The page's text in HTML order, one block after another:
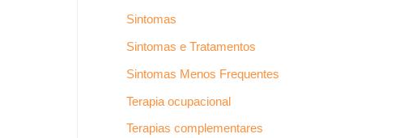
Sintomas
Sintomas e Tratamentos
Sintomas Menos Frequentes
Terapia ocupacional
Terapias complementares